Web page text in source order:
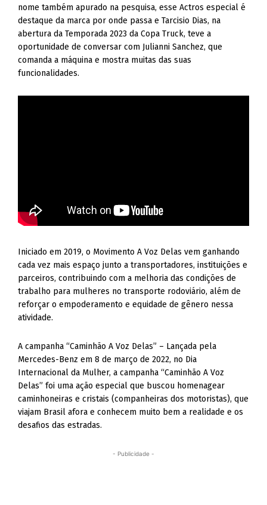
nome também apurado na pesquisa, esse Actros especial é
destaque da marca por onde passa e Tarcisio Dias, na
abertura da Temporada 2023 da Copa Truck, teve a
oportunidade de conversar com Julianni Sanchez, que
comanda a máquina e mostra muitas das suas
funcionalidades.
Iniciado em 2019, o Movimento A Voz Delas vem ganhando
cada vez mais espaço junto a transportadores, instituições e
parceiros, contribuindo com a melhoria das condições de
trabalho para mulheres no transporte rodoviário, além de
reforçar o empoderamento e equidade de gênero nessa
atividade.
A campanha “Caminhão A Voz Delas” – Lançada pela
Mercedes-Benz em 8 de março de 2022, no Dia
Internacional da Mulher, a campanha “Caminhão A Voz
Delas” foi uma ação especial que buscou homenagear
caminhoneiras e cristais (companheiras dos motoristas), que
viajam Brasil afora e conhecem muito bem a realidade e os
desafios das estradas.
- Publicidade -